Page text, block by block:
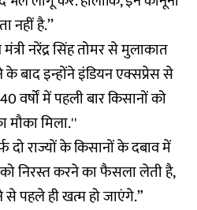
है.’’
नरेंद्र सिंह तोमर से मुलाकात
बाद इन्होंने इंडियन एक्सप्रेस से
वर्षों में पहली बार किसानों को
मौका मिला.''
दो राज्यों के किसानों के दबाव में
निरस्त करने का फैसला लेती है,
पहले ही खत्म हो जाएंगे.”